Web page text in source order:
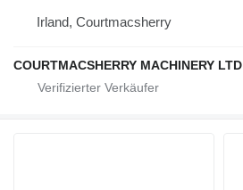
Irland, Courtmacsherry
COURTMACSHERRY MACHINERY LTD